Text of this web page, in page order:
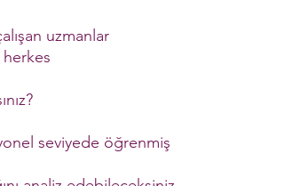
uzmanlar
seviyede öğrenmiş